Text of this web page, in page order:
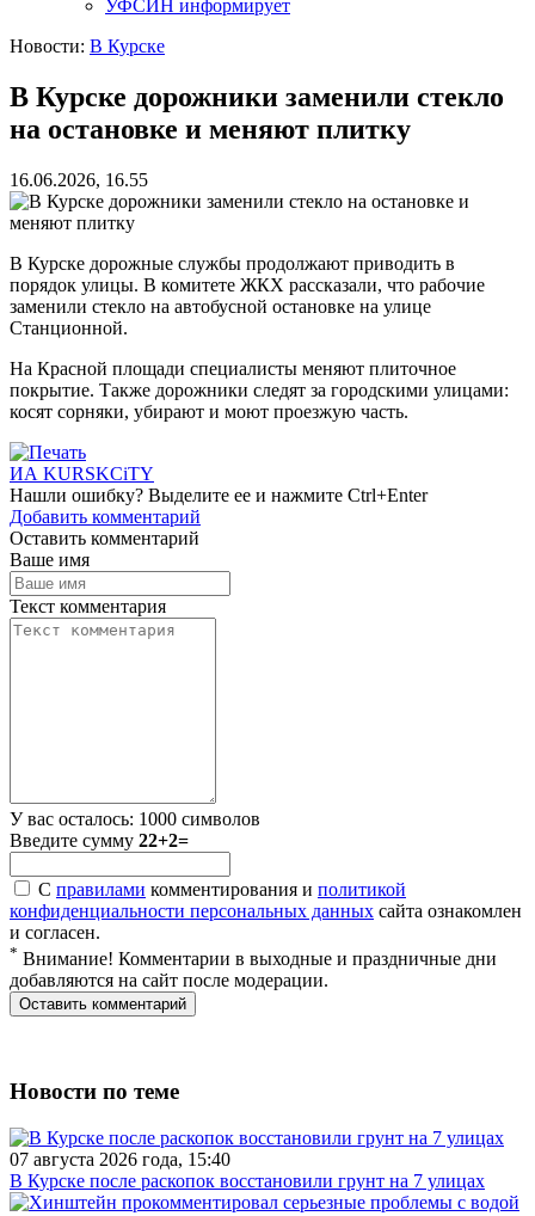
УФСИН информирует
Новости: В Курске
В Курске дорожники заменили стекло
на остановке и меняют плитку
16.06.2026, 16.55
В Курске дорожные службы продолжают приводить в
порядок улицы. В комитете ЖКХ рассказали, что рабочие
заменили стекло на автобусной остановке на улице
Станционной.
На Красной площади специалисты меняют плиточное
покрытие. Также дорожники следят за городскими улицами:
косят сорняки, убирают и моют проезжую часть.
ИА KURSKCiTY
Нашли ошибку? Выделите ее и нажмите Ctrl+Enter
Добавить комментарий
Оставить комментарий
Ваше имя
Текст комментария
У вас осталось: 1000 символов
Введите сумму 22+2=
С правилами комментирования и политикой
конфиденциальности персональных данных сайта ознакомлен
и согласен.
* Внимание! Комментарии в выходные и праздничные дни
добавляются на сайт после модерации.
Новости по теме
07 августа 2026 года, 15:40
В Курске после раскопок восстановили грунт на 7 улицах